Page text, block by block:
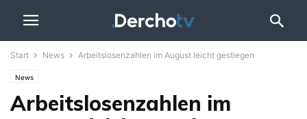
Start News Arbeitslosenzahlen im August leicht gestiegen
News
Arbeitslosenzahlen im